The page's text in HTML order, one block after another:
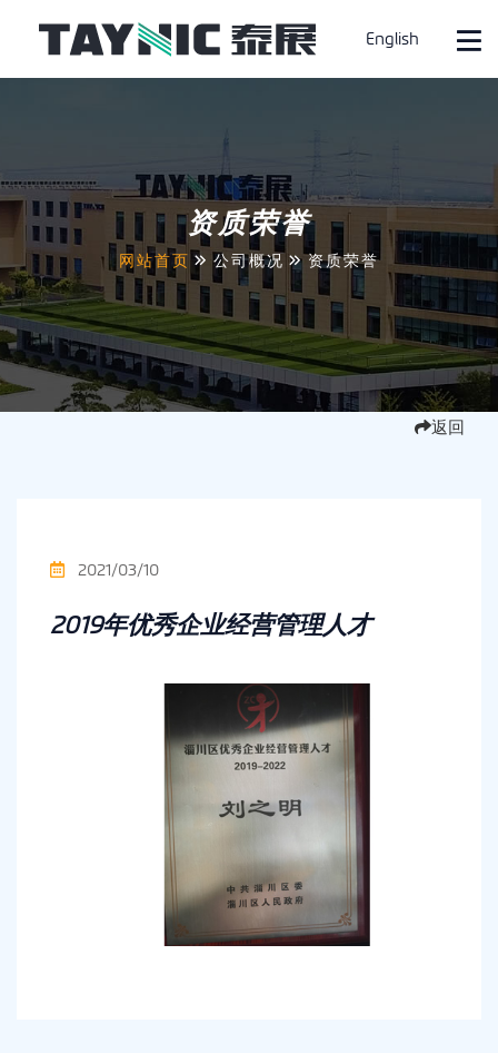
English
资质荣誉
网站首页 公司概况 资质荣誉
返回
2021/03/10
2019年优秀企业经营管理人才